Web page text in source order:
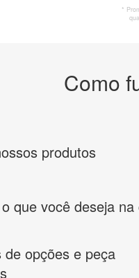
*
Como
produtos
que você deseja na
opções e peça